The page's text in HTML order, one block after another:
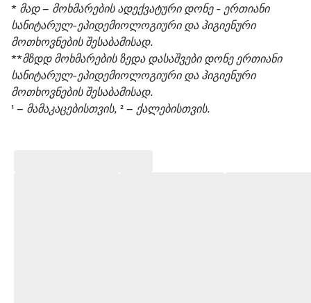
* მად – მოხმარების ადექვატური დონე - ერთიანი
სანიტარულ-ეპიდემიოლოგიური და ჰიგიენური
მოთხოვნების შესაბამისად.
**მზდდ მოხმარების ზედა დასაშვები დონე ერთიანი
სანიტარულ-ეპიდემიოლოგიური და ჰიგიენური
მოთხოვნების შესაბამისად.
¹ – მამაკაცებისთვის, ² – ქალებისთვის.